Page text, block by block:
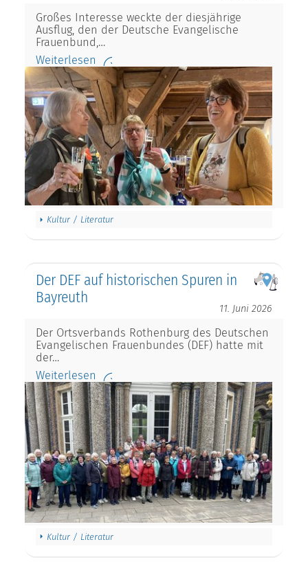
Großes Interesse weckte der diesjährige
Ausflug, den der Deutsche Evangelische
Frauenbund,…
Weiterlesen
Kultur / Literatur
Der DEF auf historischen Spuren in
Bayreuth
11. Juni 2026
Der Ortsverbands Rothenburg des Deutschen
Evangelischen Frauenbundes (DEF) hatte mit
der…
Weiterlesen
Kultur / Literatur